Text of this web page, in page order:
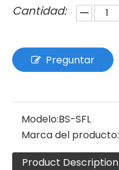
Cantidad:
Preguntar
Modelo:BS-SFL
Marca del producto:
Product Description